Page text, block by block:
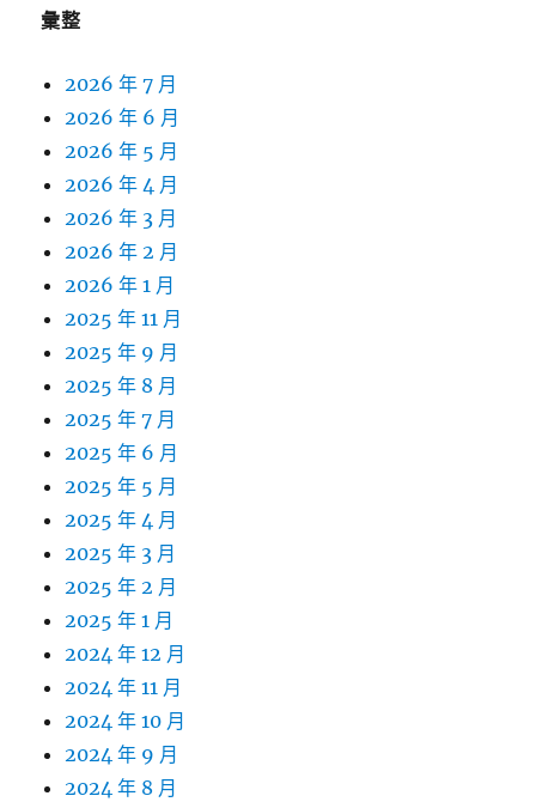
彙整
2026 年 7 月
2026 年 6 月
2026 年 5 月
2026 年 4 月
2026 年 3 月
2026 年 2 月
2026 年 1 月
2025 年 11 月
2025 年 9 月
2025 年 8 月
2025 年 7 月
2025 年 6 月
2025 年 5 月
2025 年 4 月
2025 年 3 月
2025 年 2 月
2025 年 1 月
2024 年 12 月
2024 年 11 月
2024 年 10 月
2024 年 9 月
2024 年 8 月